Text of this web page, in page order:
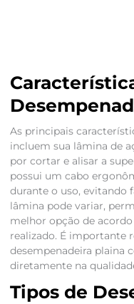
As principais
incluem sua lâmina de
por cortar e alisar a
possui um cabo
durante o uso, evitando
lâmina pode variar,
melhor opção de
realizado. É importante
desempenadeira plaina
diretamente na
Tipos de